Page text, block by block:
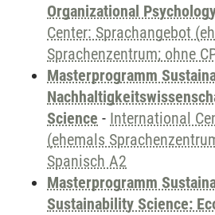
Organizational
Center: Sprachangebot
Sprachenzentrum; ohne
Masterprogramm
Science - International
(ehemals
Spanisch A2
Masterprogramm
Sustainability Science: